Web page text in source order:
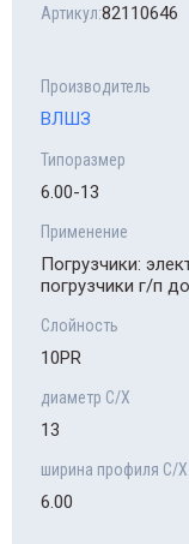
Артикул:82110646
Производитель
ВЛШЗ
Типоразмер
6.00-13
Применение
Погрузчики:
погрузчики г/п
Слойность
10PR
диаметр С/Х
13
ширина профиля С/Х
6.00